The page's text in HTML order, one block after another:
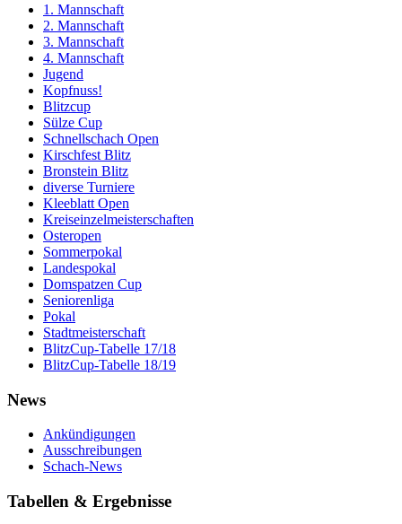
1. Mannschaft
2. Mannschaft
3. Mannschaft
4. Mannschaft
Jugend
Kopfnuss!
Blitzcup
Sülze Cup
Schnellschach Open
Kirschfest Blitz
Bronstein Blitz
diverse Turniere
Kleeblatt Open
Kreiseinzelmeisterschaften
Osteropen
Sommerpokal
Landespokal
Domspatzen Cup
Seniorenliga
Pokal
Stadtmeisterschaft
BlitzCup-Tabelle 17/18
BlitzCup-Tabelle 18/19
News
Ankündigungen
Ausschreibungen
Schach-News
Tabellen & Ergebnisse